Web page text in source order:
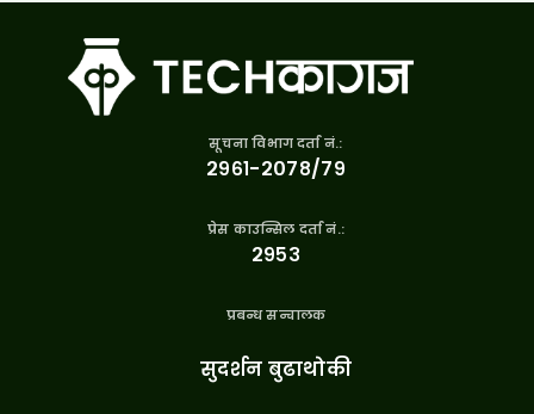
सूचना विभाग दर्ता नं.:
२९६१-२०७८/७९
प्रेस काउन्सिल दर्ता नं.:
२९५३
प्रबन्ध सन्चालक
सुदर्शन बुढाथोकी